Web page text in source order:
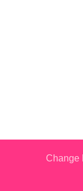
Change